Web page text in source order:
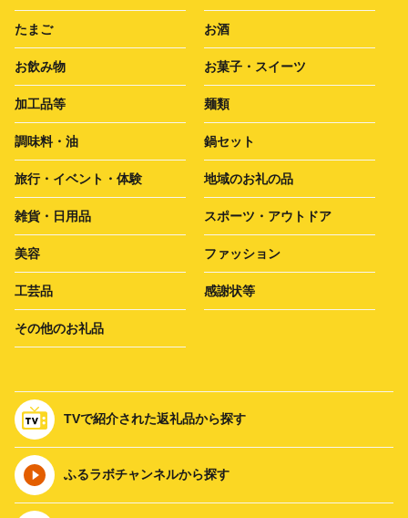
たまご お酒
お飲み物 お菓子・スイーツ
加工品等 麺類
調味料・油 鍋セット
旅行・イベント・体験 地域のお礼の品
雑貨・日用品 スポーツ・アウトドア
美容 ファッション
工芸品 感謝状等
その他のお礼品
TVで紹介された返礼品から探す
ふるラボチャンネルから探す